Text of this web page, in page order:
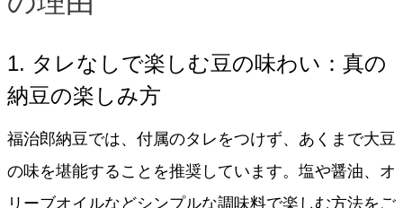
1. タレなしで楽しむ豆の味わい：真の
納豆の楽しみ方
福治郎納豆では、付属のタレをつけず、あくまで大豆
の味を堪能することを推奨しています。塩や醤油、オ
リーブオイルなどシンプルな調味料で楽しむ方法をご